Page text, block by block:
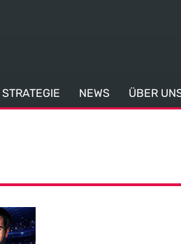
STRATEGIE NEWS ÜBER